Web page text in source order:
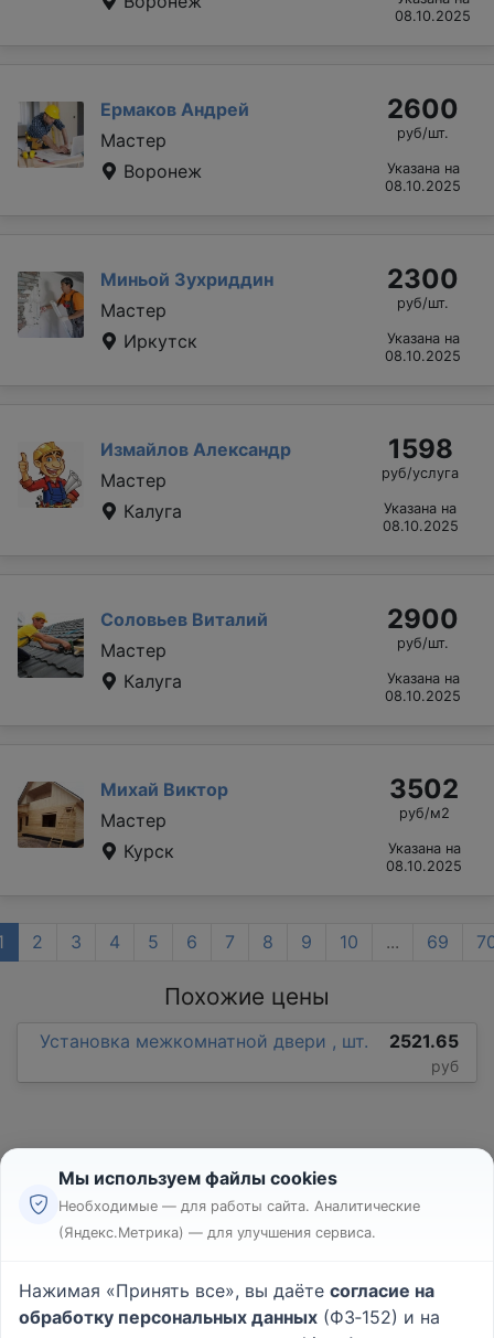
08.10.2025
Ермаков Андрей
Мастер
Воронеж
2600
руб/шт.
Указана на
08.10.2025
Миньой Зухриддин
Мастер
Иркутск
2300
руб/шт.
Указана на
08.10.2025
Измайлов Александр
Мастер
Калуга
1598
руб/услуга
Указана на
08.10.2025
Соловьев Виталий
Мастер
Калуга
2900
руб/шт.
Указана на
08.10.2025
Михай Виктор
Мастер
Курск
3502
руб/м2
Указана на
08.10.2025
2 3 4 5 6 7 8 9 10 ... 69
Похожие цены
Установка межкомнатной двери , шт. 2521.65
руб
Реклама
Пользовательское соглашение
Политика конфиденциальности
Мы используем файлы cookies
Необходимые — для работы сайта. Аналитические
(Яндекс.Метрика) — для улучшения сервиса.
Нажимая «Принять все», вы даёте согласие на
обработку персональных данных (ФЗ‑152) и на